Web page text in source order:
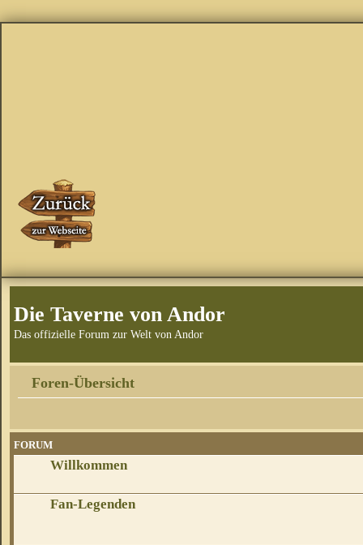
Die Taverne von Andor
Das offizielle Forum zur Welt von Andor
Foren-Übersicht
FORUM
Willkommen
Fan-Legenden